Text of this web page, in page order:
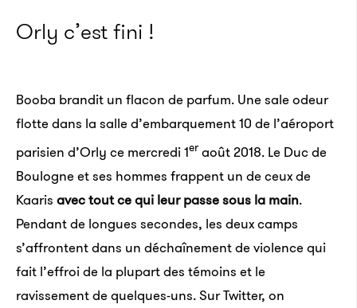
Orly c’est fini !
Booba brandit un flacon de parfum. Une sale odeur
flotte dans la salle d’embarquement 10 de l’aéroport
parisien d’Orly ce mercredi 1er août 2018. Le Duc de
Boulogne et ses hommes frappent un de ceux de
Kaaris avec tout ce qui leur passe sous la main.
Pendant de longues secondes, les deux camps
s’affrontent dans un déchaînement de violence qui
fait l’effroi de la plupart des témoins et le
ravissement de quelques-uns. Sur Twitter, on